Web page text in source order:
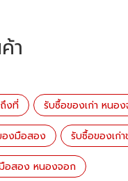
า
งที่ รับซื้อของเก่า หนอ
องมือสอง รับซื้อของเก่
อสอง หนองจอก